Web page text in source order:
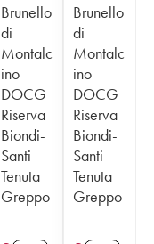
Brunello
di
Montalc
ino
DOCG
Riserva
Biondi-
Santi
Tenuta
Greppo
Brunello
di
Montalc
ino
DOCG
Riserva
Biondi-
Santi
Tenuta
Greppo